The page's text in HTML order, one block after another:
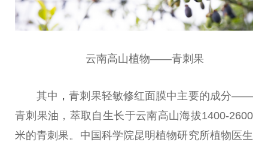
云南高山植物——青刺果
其中 ，青刺果轻敏修红面膜中主要的成分——
青刺果油，萃取自生长于云南高山海拔1400-2600
米的青刺果。中国科学院昆明植物研究所植物医生